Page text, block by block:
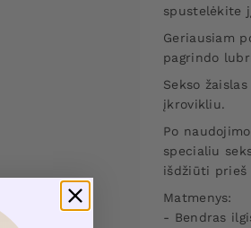
spustelėkite
Geriausiam
pagrindo
Sekso
įkrovikliu.
Po
specialiu
išdžiūti prieš
Matmenys:
- Bendras